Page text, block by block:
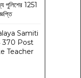
1251
Samiti
370 Post
Teacher